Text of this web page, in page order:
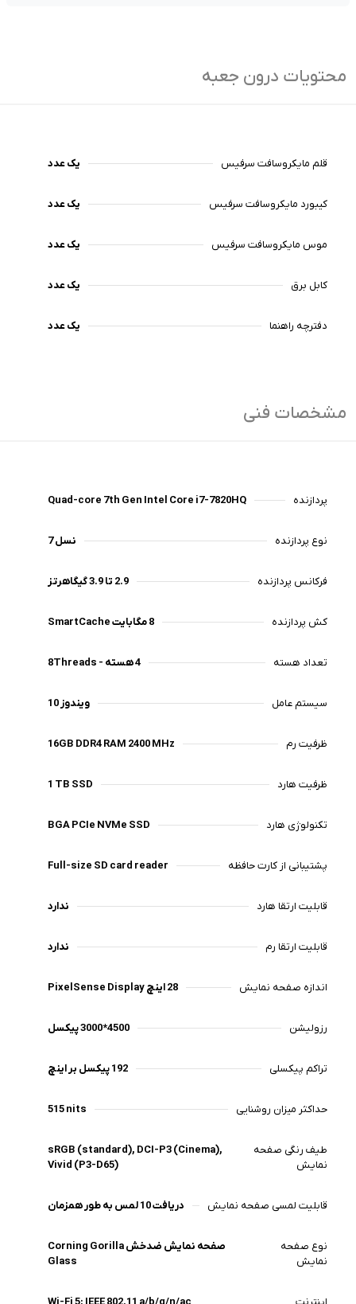
محتویات درون جعبه
قلم مایکروسافت سرفیس یک عدد
کیبورد مایکروسافت سرفیس یک عدد
موس مایکروسافت سرفیس یک عدد
کابل برق یک عدد
دفترچه راهنما یک عدد
مشخصات فنی
پردازنده Quad-core 7th Gen Intel Core i7-7820HQ
نوع پردازنده نسل 7
فرکانس پردازنده 2.9 تا 3.9 گیگاهرتز
کش پردازنده 8 مگابایت SmartCache
تعداد هسته 4 هسته - 8Threads
سیستم عامل ویندوز 10
ظرفیت رم 16GB DDR4 RAM 2400 MHz
ظرفیت هارد 1 TB SSD
تکنولوژی هارد BGA PCIe NVMe SSD
پشتیبانی از کارت حافظه Full-size SD card reader
قابلیت ارتقا هارد ندارد
قابلیت ارتقا رم ندارد
اندازه صفحه نمایش 28 اینچ PixelSense Display
رزولیشن 4500*3000 پیکسل
تراکم پیکسلی 192 پیکسل بر اینچ
حداکثر میزان روشنایی 515 nits
طیف رنگی صفحه
نمایش
sRGB (standard), DCI-P3 (Cinema),
Vivid (P3-D65)
قابلیت لمسی صفحه نمایش دریافت 10 لمس به طور همزمان
نوع صفحه
نمایش
صفحه نمایش ضدخش Corning Gorilla
Glass